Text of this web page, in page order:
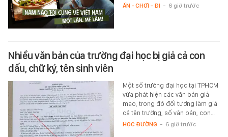
ĂN - CHƠI - ĐI - 6 giờ trước
Nhiều văn bản của trường đại học bị giả cả con
dấu, chữ ký, tên sinh viên
Một số trường đại học tại TPHCM
vừa phát hiện các văn bản giả
mạo, trong đó đối tượng làm giả
cả tên trường, số văn bản, con…
HỌC ĐƯỜNG - 6 giờ trước